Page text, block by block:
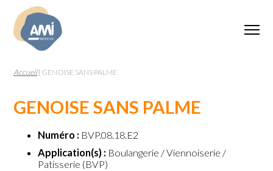
Accueil| GENOISE SANS PALME
GENOISE SANS PALME
Numéro : BVP.08.18.E2
Application(s) : Boulangerie / Viennoiserie /
Patisserie (BVP)